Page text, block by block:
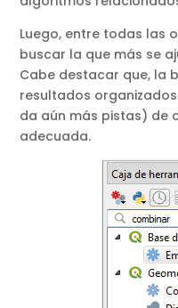
Luego, entre todas las
buscar la que más se
Cabe destacar que, la
resultados
da aún más pistas) de
adecuada.